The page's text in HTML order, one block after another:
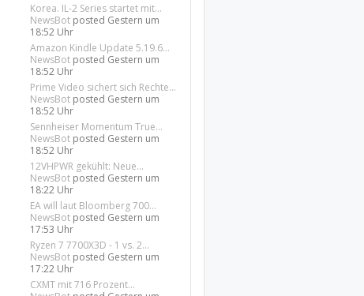
Korea. IL-2 Series startet mit...
NewsBot posted Gestern um
18:52 Uhr
Amazon Kindle Update 5.19.6...
NewsBot posted Gestern um
18:52 Uhr
Prime Video sichert sich Rechte...
NewsBot posted Gestern um
18:52 Uhr
Sennheiser Momentum True...
NewsBot posted Gestern um
18:52 Uhr
12VHPWR gekühlt: Neue...
NewsBot posted Gestern um
18:22 Uhr
EA will laut Bloomberg 700...
NewsBot posted Gestern um
17:53 Uhr
Ryzen 7 7700X3D - 1 vs. 2...
NewsBot posted Gestern um
17:22 Uhr
CXMT mit 716 Prozent...